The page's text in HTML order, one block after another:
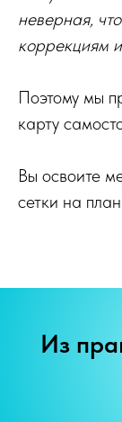
неверная,
коррекциям
Поэтому мы
карту
Вы освоите
сетки на
Из